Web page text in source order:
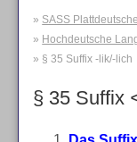
SASS
Hochdeutsche
§ 35 Suffix -lik/-lich
§ 35 Suffix